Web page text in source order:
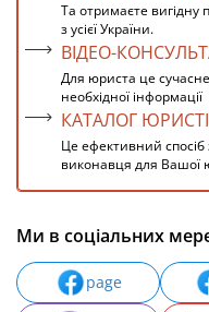
Та отримаєте вигідну
з усієї України.
ВІДЕО-
Для юриста це
необхідної інформації
КАТАЛОГ
Це ефективний спосіб
виконавця для Вашої
Ми в соціальних
page